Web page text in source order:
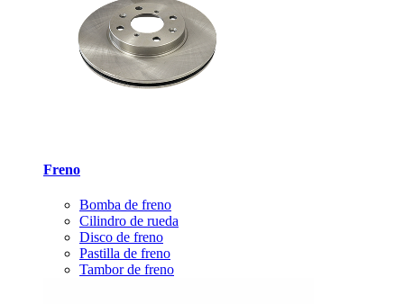
Freno
Bomba de freno
Cilindro de rueda
Disco de freno
Pastilla de freno
Tambor de freno